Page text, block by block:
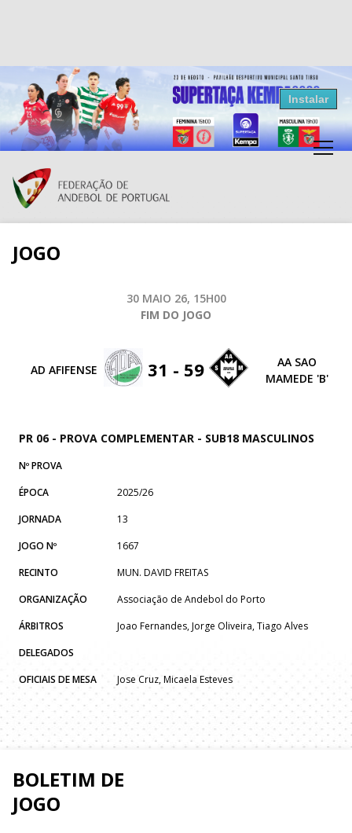
Resultados Andebol
Federação de Andebol de Portugal
Grátis - Disponivel na Play Store
Instalar
JOGO
30 MAIO 26, 15H00
FIM DO JOGO
AD AFIFENSE 31 - 59
AA SAO
MAMEDE 'B'
PR 06 - PROVA COMPLEMENTAR - SUB18 MASCULINOS
Nº PROVA
ÉPOCA
2025/26
JORNADA
13
JOGO Nº
1667
RECINTO
MUN. DAVID FREITAS
ORGANIZAÇÃO
Associação de Andebol do Porto
ÁRBITROS
Joao Fernandes, Jorge Oliveira, Tiago Alves
DELEGADOS
OFICIAIS DE MESA
Jose Cruz, Micaela Esteves
BOLETIM DE
JOGO